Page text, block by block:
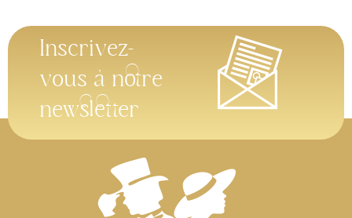
Inscrivez-
vous à notre
newsletter